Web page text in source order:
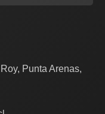
Punta Arenas,